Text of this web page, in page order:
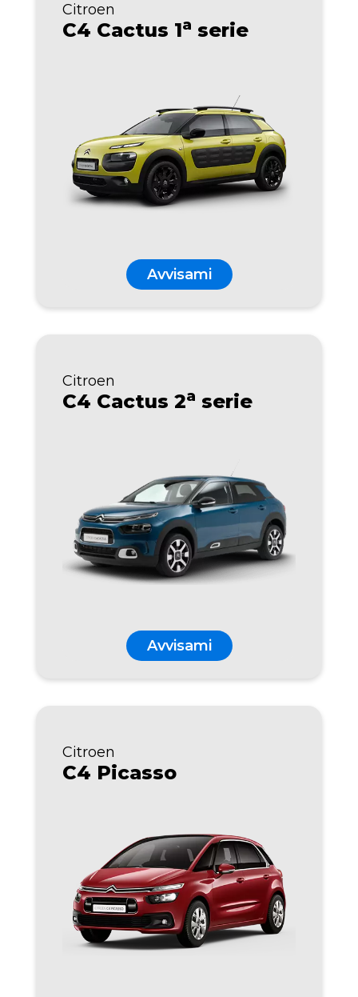
Citroen
C4 Cactus 1a serie
Avvisami
Citroen
C4 Cactus 2a serie
Avvisami
Citroen
C4 Picasso